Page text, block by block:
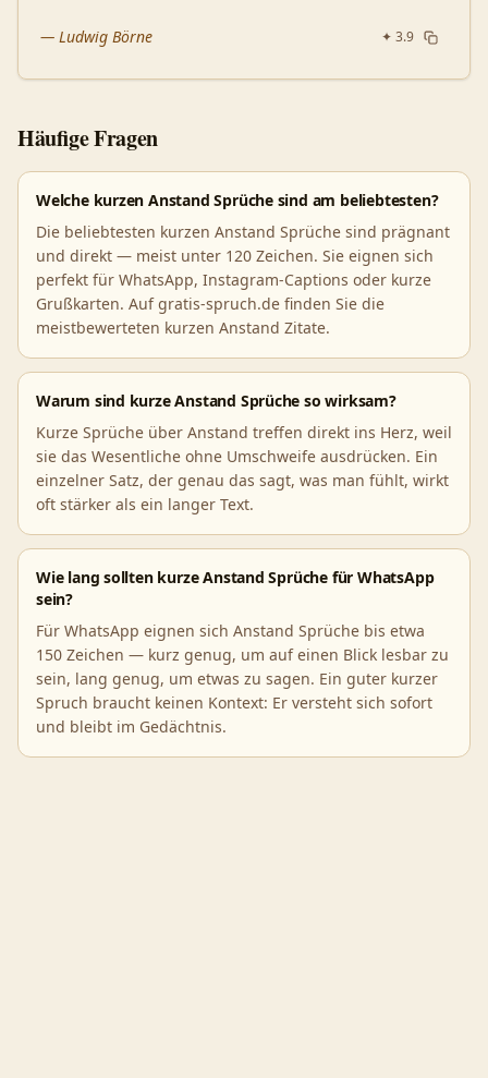
— Ludwig Börne ✦ 3.9
Häufige Fragen
Welche kurzen Anstand Sprüche sind am beliebtesten?
Die beliebtesten kurzen Anstand Sprüche sind prägnant
und direkt — meist unter 120 Zeichen. Sie eignen sich
perfekt für WhatsApp, Instagram-Captions oder kurze
Grußkarten. Auf gratis-spruch.de finden Sie die
meistbewerteten kurzen Anstand Zitate.
Warum sind kurze Anstand Sprüche so wirksam?
Kurze Sprüche über Anstand treffen direkt ins Herz, weil
sie das Wesentliche ohne Umschweife ausdrücken. Ein
einzelner Satz, der genau das sagt, was man fühlt, wirkt
oft stärker als ein langer Text.
Wie lang sollten kurze Anstand Sprüche für WhatsApp
sein?
Für WhatsApp eignen sich Anstand Sprüche bis etwa
150 Zeichen — kurz genug, um auf einen Blick lesbar zu
sein, lang genug, um etwas zu sagen. Ein guter kurzer
Spruch braucht keinen Kontext: Er versteht sich sofort
und bleibt im Gedächtnis.